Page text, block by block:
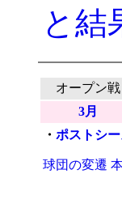
と結
オープン戦
3月
・ ポストシ
球団の変遷